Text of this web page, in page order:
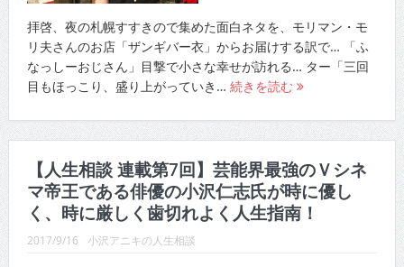
拝啓、夜の札幌すすきので集めた面白ネタを、モリマン・モ
リ夫さんのお店「ザンギバー衣」からお届けする訳で… 「ふ
なっしーおじさん」目撃で小さな幸せが訪れる… ター「三回
目もほっこり、盛り上がっていき… 続きを読む
【人生相談 連載第7回】芸能界最強のＶシネ
マ帝王である俳優の小沢仁志氏が時に優し
く、時に厳しく歯切れよく人生指南！
2017/9/16 小沢アニキの人生相談